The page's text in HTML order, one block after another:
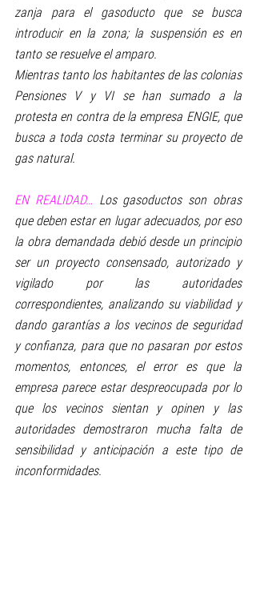
zanja para el gasoducto que se busca
introducir en la zona; la suspensión es en
tanto se resuelve el amparo.
Mientras tanto los habitantes de las colonias
Pensiones V y VI se han sumado a la
protesta en contra de la empresa ENGIE, que
busca a toda costa terminar su proyecto de
gas natural.
EN REALIDAD… Los gasoductos son obras
que deben estar en lugar adecuados, por eso
la obra demandada debió desde un principio
ser un proyecto consensado, autorizado y
vigilado por las autoridades
correspondientes, analizando su viabilidad y
dando garantías a los vecinos de seguridad
y confianza, para que no pasaran por estos
momentos, entonces, el error es que la
empresa parece estar despreocupada por lo
que los vecinos sientan y opinen y las
autoridades demostraron mucha falta de
sensibilidad y anticipación a este tipo de
inconformidades.